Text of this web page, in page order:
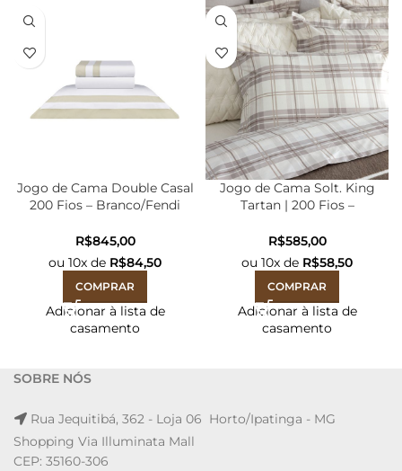
Jogo de Cama Double Casal
200 Fios – Branco/Fendi
R$
ou 10x de R$84,50
COMPRAR
Adicionar à lista de
casamento
Jogo de Cama Solt. King
Tartan | 200 Fios –
R$
ou 10x de R$58,50
COMPRAR
Adicionar à lista de
casamento
SOBRE NÓS
Rua Jequitibá, 362 - Loja 06 Horto/Ipatinga - MG
Shopping Via Illuminata Mall
CEP: 35160-306